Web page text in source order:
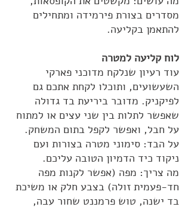
מסדרים בצורת פירמידה ומתחילים
להתאמן בקליעה.
לוח קליעה למטרה
עוד רעיון שנלקח מדוכני פארקי
השעשועים, ותוכלו לקחת אתכם גם
לפיקניק. מדובר ביריעת בד גדולה
שאפשר לתלות בין שני עצים או למתוח
על חבל, ואפשר לקפל בתום המשחק.
על הבד: סימוני מטרה בצורות ועם
ניקוד כיד הדמיון הטובה עליכם.
מה צריך: מפה (אפשר לקנות מפה
חד-פעמית זולה) בצבע חלק או משיכת
בד ישנה, טוש פרמננט שחור עבה,